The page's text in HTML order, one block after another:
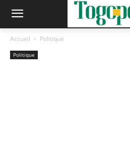
Accueil Politique
Politique